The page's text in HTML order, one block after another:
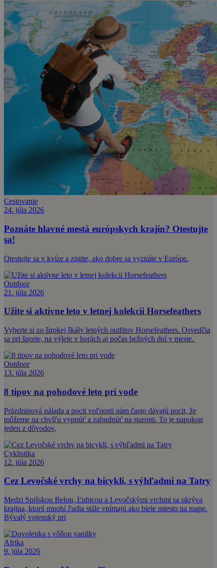
Cestovanie
24. júla 2026
Poznáte hlavné mestá európskych krajín? Otestujte
sa!
Otestujte sa v kvíze a zistite, ako dobre sa vyznáte v Európe.
Outdoor
21. júla 2026
Užite si aktívne leto v letnej kolekcii Horsefeathers
Vyberte si zo širokej škály letných outfitov Horsefeathers. Osvedčia
sa pri športe, na výlete v horách aj počas bežných dní v meste.
Outdoor
13. júla 2026
8 tipov na pohodové leto pri vode
Prázdninová nálada a pocit voľnosti nám často dávajú pocit, že
môžeme na chvíľu vypnúť a zabudnúť na starosti. To je napokon
jeden z dôvodov,
Cyklistika
12. júla 2026
Cez Levočské vrchy na bicykli, s výhľadmi na Tatry
Medzi Spišskou Belou, Ľubicou a Levočskými vrchmi sa ukrýva
krajina, ktorú mnohí ľudia stále vnímajú ako biele miesto na mape.
Bývalý vojenský pri
Afrika
9. júla 2026